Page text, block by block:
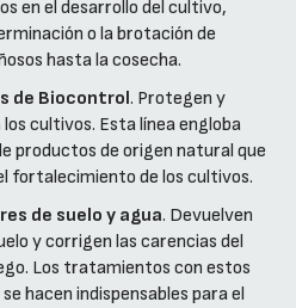
en el desarrollo del cultivo,
o la brotación de
hasta la cosecha.
de Biocontrol. Protegen y
cultivos. Esta línea engloba
productos de origen natural que
fortalecimiento de los cultivos.
de suelo y agua. Devuelven
y corrigen las carencias del
Los tratamientos con estos
hacen indispensables para el